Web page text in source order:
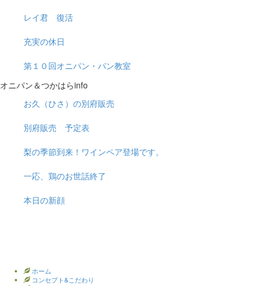
レイ君 復活
充実の休日
第１０回オニパン・パン教室
オニパン＆つかはらinfo
お久（ひさ）の別府販売
別府販売 予定表
梨の季節到来！ワインペア登場です。
一応、鶏のお世話終了
本日の新顔
ホーム
コンセプト&こだわり